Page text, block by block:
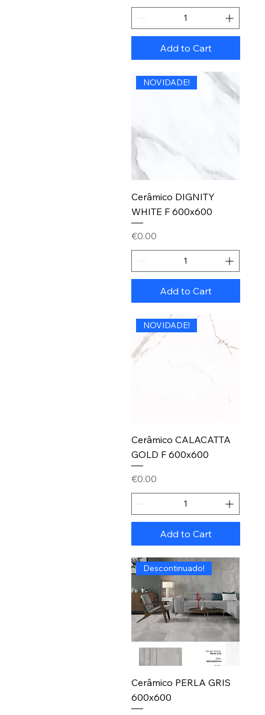
Add to Cart
NOVIDADE!
Cerâmico DIGNITY
WHITE F 600x600
Price
€0.00
Add to Cart
NOVIDADE!
Cerâmico CALACATTA
GOLD F 600x600
Price
€0.00
Add to Cart
Descontinuado!
Cerâmico PERLA GRIS
600x600